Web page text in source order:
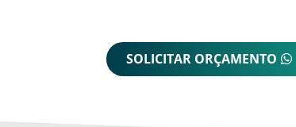
SOLICITAR ORÇAMENTO